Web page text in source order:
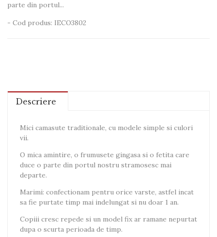
parte din portul...
- Cod produs: IECO3802
Descriere
Mici camasute traditionale, cu modele simple si culori
vii.
O mica amintire, o frumusete gingasa si o fetita care
duce o parte din portul nostru stramosesc mai
departe.
Marimi: confectionam pentru orice varste, astfel incat
sa fie purtate timp mai indelungat si nu doar 1 an.
Copiii cresc repede si un model fix ar ramane nepurtat
dupa o scurta perioada de timp.